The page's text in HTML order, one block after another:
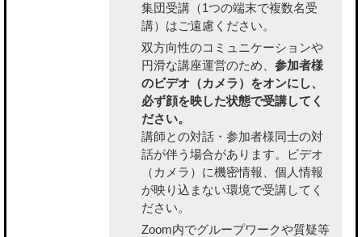
集団受講（1つの端末で複数名受
講）はご遠慮ください。
双方向性のコミュニケーションや
円滑な講座運営のため、 参加者様
のビデオ（カメラ）をオンにし、
必ず顔を映した状態で受講してく
ださい。
講師との対話・参加者様同士の対
話が伴う場合があります。ビデオ
（カメラ）に機密情報、個人情報
が映り込まない環境で受講してく
ださい。
Zoom内でグループワークや質疑等